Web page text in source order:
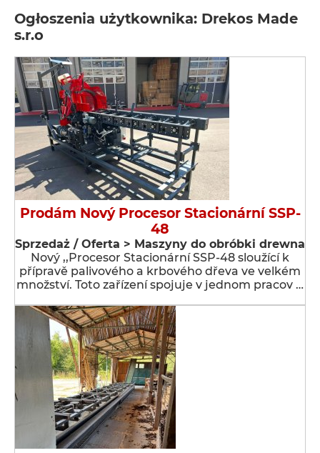
Ogłoszenia użytkownika: Drekos Made
s.r.o
Prodám Nový Procesor Stacionární SSP-
48
Sprzedaż / Oferta > Maszyny do obróbki drewna
Nový ,,Procesor Stacionární SSP-48 sloužící k
přípravě palivového a krbového dřeva ve velkém
množství. Toto zařízení spojuje v jednom pracov …